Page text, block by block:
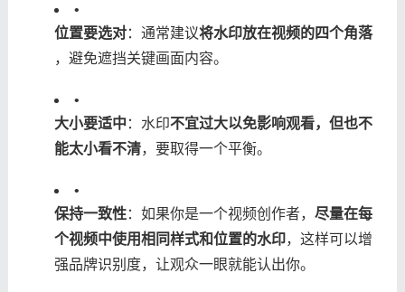
•
​位置要选对​​：通常建议​​将水印放在视频的四个角落​​
，避免遮挡关键画面内容。
•
​大小要适中​ ​：水印​​不宜过大以免影响观看，但也不
能太小看不清​​，要取得一个平衡。
•
​保持一致性​​：如果你是一个视频创作者，​ ​尽量在每
个视频中使用相同样式和位置的水印​​，这样可以增
强品牌识别度，让观众一眼就能认出你。